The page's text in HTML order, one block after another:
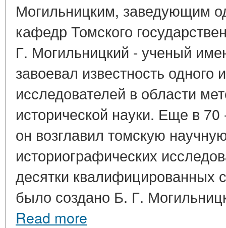
Могильницким, заведующим
кафедр Томского
Г. Могильницкий - ученый
завоевал известность одного
исследователей в области
исторической науки. Еще в
он возглавил томскую
историографических
десятки квалифицированных
было создано Б. Г.
Read more